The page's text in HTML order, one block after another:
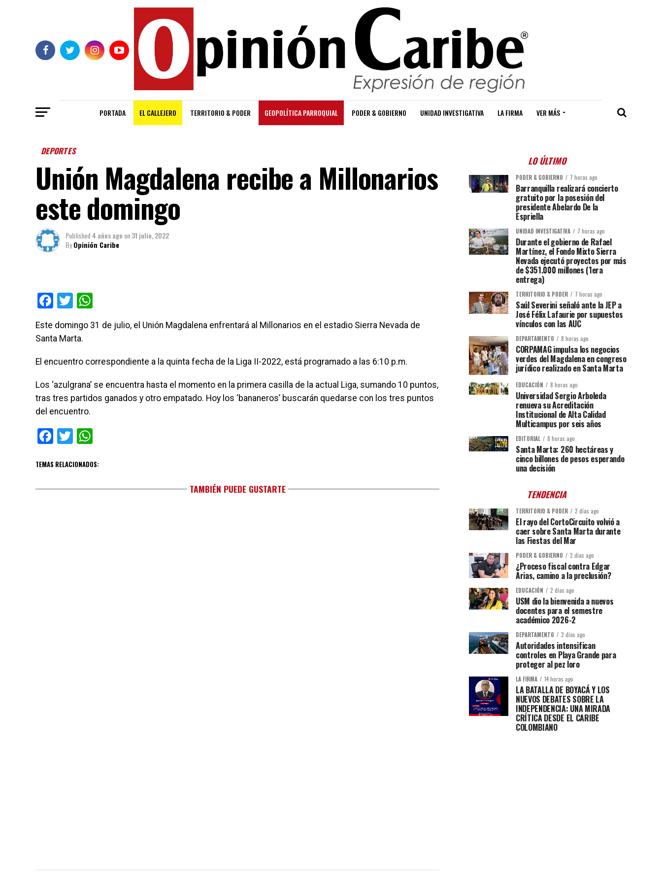
PORTADA EL CALLEJERO TERRITORIO & PODER GEOPOLÍTICA PARROQUIAL PODER & GOBIERNO UNIDAD INVESTIGATIVA LA FIRMA VER MÁS
DEPORTES
Unión Magdalena recibe a Millonarios
este domingo
Published4 años ago on31 julio, 2022
ByOpinión Caribe
Facebook
Twitter
Este domingo 31 de julio, el Unión Magdalena enfrentará al Millonarios en el estadio Sierra Nevada de
Santa Marta.
El encuentro correspondiente a la quinta fecha de la Liga II-2022, está programado a las 6:10 p.m.
Los ‘azulgrana’ se encuentra hasta el momento en la primera casilla de la actual Liga, sumando 10 puntos,
tras tres partidos ganados y otro empatado. Hoy los ‘bananeros’ buscarán quedarse con los tres puntos
del encuentro.
Facebook
Twitter
TEMAS RELACIONADOS:
TAMBIÉN PUEDE GUSTARTE
LO ÚLTIMO
PODER & GOBIERNO 7 horas ago
Barranquilla realizará concierto
gratuito por la posesión del
presidente Abelardo De la
Espriella
UNIDAD INVESTIGATIVA 7 horas ago
Durante el gobierno de Rafael
Martínez, el Fondo Mixto Sierra
Nevada ejecutó proyectos por más
de $351.000 millones (1era
entrega)
TERRITORIO & PODER 7 horas ago
Saúl Severini señaló ante la JEP a
José Félix Lafaurie por supuestos
vínculos con las AUC
DEPARTAMENTO 8 horas ago
CORPAMAG impulsa los negocios
verdes del Magdalena en congreso
jurídico realizado en Santa Marta
EDUCACIÓN 8 horas ago
Universidad Sergio Arboleda
renueva su Acreditación
Institucional de Alta Calidad
Multicampus por seis años
EDITORIAL 8 horas ago
Santa Marta: 260 hectáreas y
cinco billones de pesos esperando
una decisión
TENDENCIA
TERRITORIO & PODER 2 días ago
El rayo del CortoCircuito volvió a
caer sobre Santa Marta durante
las Fiestas del Mar
PODER & GOBIERNO 2 días ago
¿Proceso fiscal contra Edgar
Arias, camino a la preclusión?
EDUCACIÓN 2 días ago
USM dio la bienvenida a nuevos
docentes para el semestre
académico 2026-2
DEPARTAMENTO 2 días ago
Autoridades intensifican
controles en Playa Grande para
proteger al pez loro
LA FIRMA 14 horas ago
LA BATALLA DE BOYACÁ Y LOS
NUEVOS DEBATES SOBRE LA
INDEPENDENCIA: UNA MIRADA
CRÍTICA DESDE EL CARIBE
COLOMBIANO